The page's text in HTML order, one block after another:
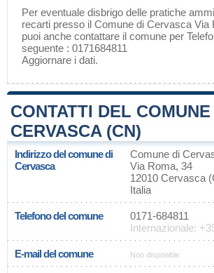
Per eventuale disbrigo delle pratiche
recarti presso il Comune di Cervasca Via
puoi anche contattare il comune per
seguente : 0171684811
Aggiornare i dati.
CONTATTI DEL COMUNE
CERVASCA (CN)
Indirizzo del comune di
Cervasca
Comune di
Via Roma, 34
12010 Cervasca
Italia
Telefono del comune
0171-684811
Internazionale:
E-mail del comune Non disponible